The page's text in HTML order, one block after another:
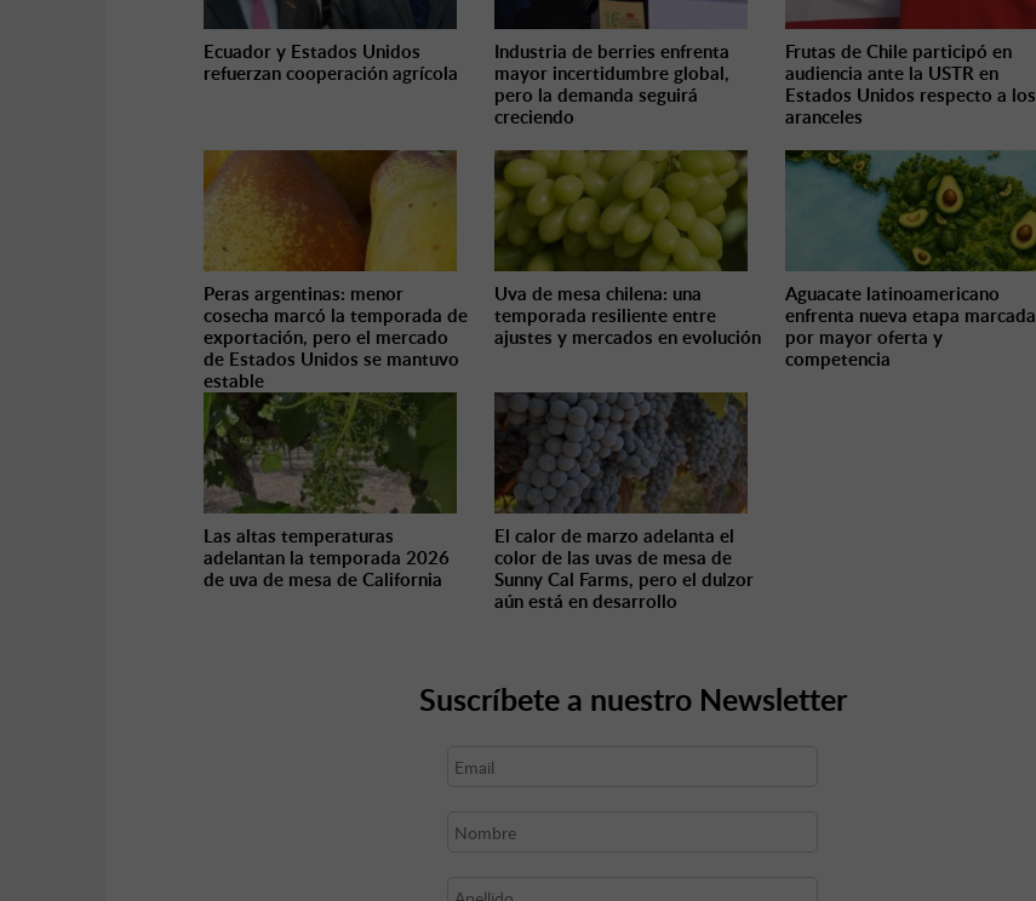
Ecuador y Estados Unidos
refuerzan cooperación agrícola
Industria de berries enfrenta
mayor incertidumbre global,
pero la demanda seguirá
creciendo
Frutas de Chile participó en
audiencia ante la USTR en
Estados Unidos respecto a los
aranceles
Peras argentinas: menor
cosecha marcó la temporada de
exportación, pero el mercado
de Estados Unidos se mantuvo
estable
Uva de mesa chilena: una
temporada resiliente entre
ajustes y mercados en evolución
Aguacate latinoamericano
enfrenta nueva etapa marcada
por mayor oferta y
competencia
Las altas temperaturas
adelantan la temporada 2026
de uva de mesa de California
El calor de marzo adelanta el
color de las uvas de mesa de
Sunny Cal Farms, pero el dulzor
aún está en desarrollo
Suscríbete a nuestro Newsletter